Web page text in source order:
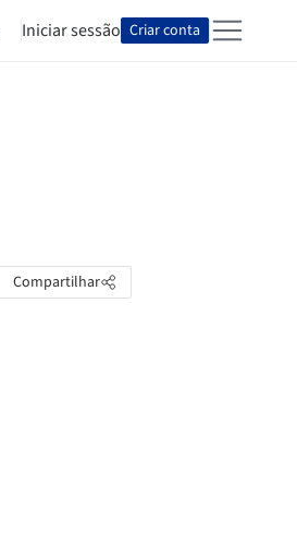
Iniciar sessão Criar conta
Compartilhar